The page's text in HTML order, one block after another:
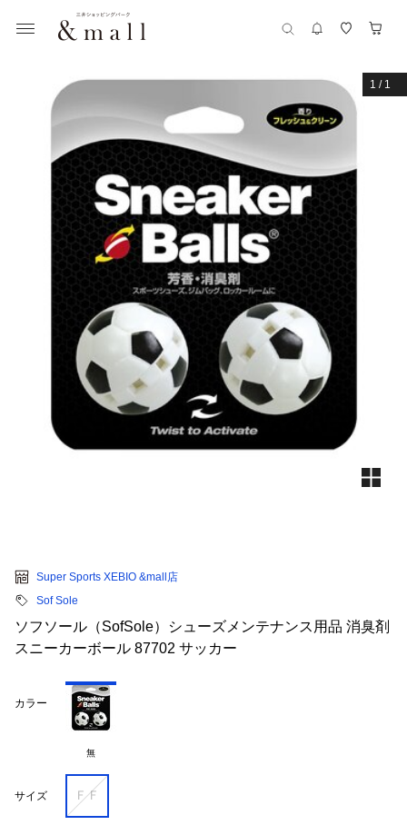
1 / 1
Super Sports XEBIO &mall店
Sof Sole
ソフソール（SofSole）シューズメンテナンス用品 消臭剤
スニーカーボール 87702 サッカー
カラー
無
サイズ ＦＦ